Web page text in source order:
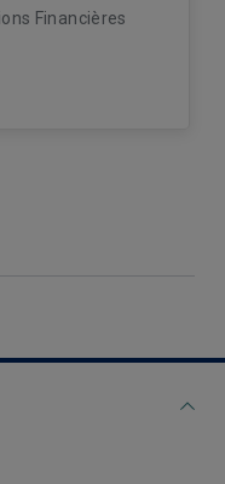
Financières